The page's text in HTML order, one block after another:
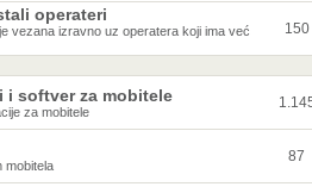
operateri
vezana izravno uz operatera koji ima već
150
i softver za mobitele
za mobitele
mobitela
87